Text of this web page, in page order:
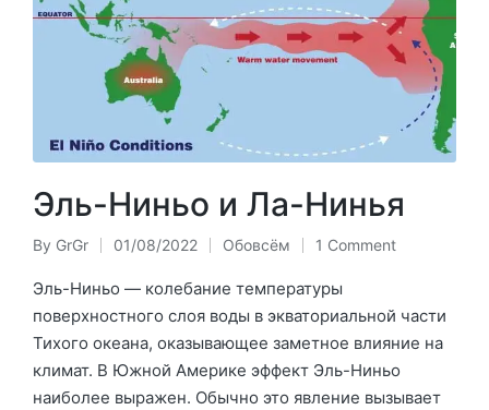
Эль-Ниньо и Ла-Нинья
Posted
by
By GrGr 01/08/2022
Posted
in
Обовсём 1 Comment
Эль-Ниньо — колебание температуры
поверхностного слоя воды в экваториальной части
Тихого океана, оказывающее заметное влияние на
климат. В Южной Америке эффект Эль-Ниньо
наиболее выражен. Обычно это явление вызывает